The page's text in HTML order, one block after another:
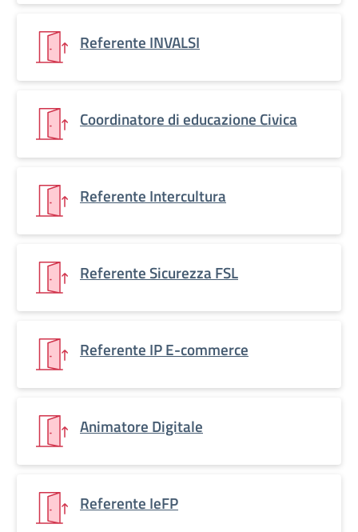
Referente INVALSI
Coordinatore di educazione Civica
Referente Intercultura
Referente Sicurezza FSL
Referente IP E-commerce
Animatore Digitale
Referente IeFP